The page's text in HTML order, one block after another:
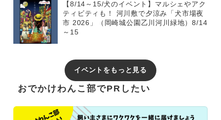
【8/14～15/犬のイベント】マルシェやアク
ティビティも！ 河川敷で夕涼み「犬市場夜
市 2026」（岡崎城公園乙川河川緑地）8/14
～15
イベントをもっと見る
おでかけわんこ部でPRしたい